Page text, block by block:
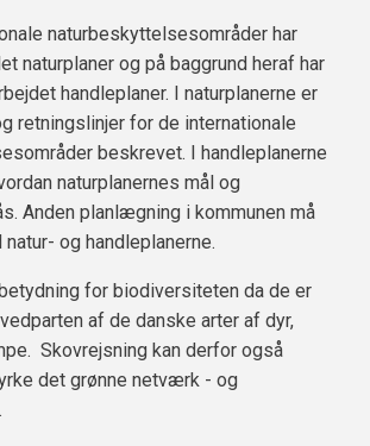
naturbeskyttelsesområder har
naturplaner og på baggrund heraf har
handleplaner. I naturplanerne er
retningslinjer for de internationale
beskrevet. I handleplanerne
naturplanernes mål og
Anden planlægning i kommunen må
og handleplanerne.
for biodiversiteten da de er
af de danske arter af dyr,
Skovrejsning kan derfor også
det grønne netværk - og